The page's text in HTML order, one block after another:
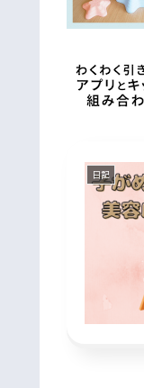
日記